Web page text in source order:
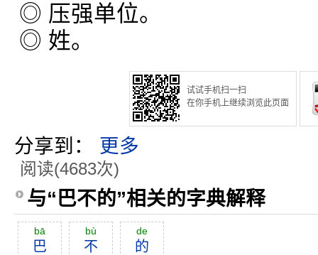
◎ 压强单位。
◎ 姓。
试试手机扫一扫
在你手机上继续浏览此页面
分享到： 更多
阅读(4683次)
与“巴不的”相关的字典解释
bā
巴
bù
不
de
的